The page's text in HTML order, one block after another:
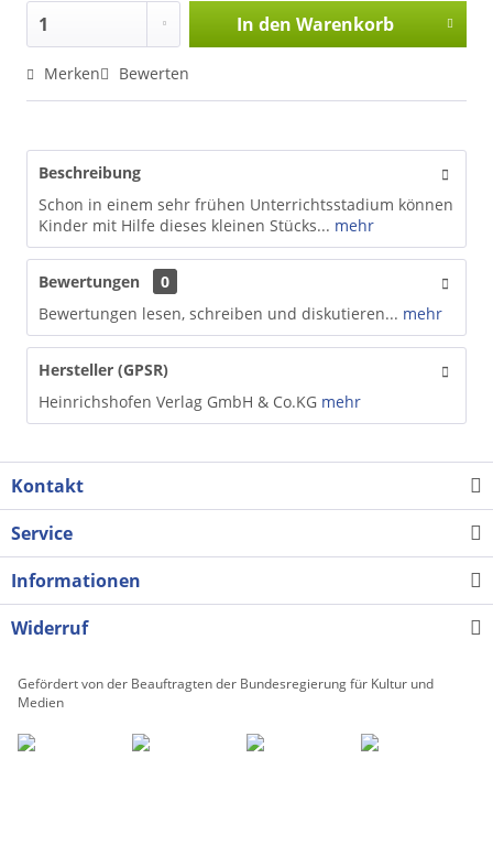
In den Warenkorb
Merken Bewerten
Beschreibung
Schon in einem sehr frühen Unterrichtsstadium können
Kinder mit Hilfe dieses kleinen Stücks... mehr
Bewertungen
0
Bewertungen lesen, schreiben und diskutieren... mehr
Hersteller (GPSR)
Heinrichshofen Verlag GmbH & Co.KG mehr
Kontakt
Service
Informationen
Widerruf
Gefördert von der Beauftragten der Bundesregierung für Kultur und
Medien